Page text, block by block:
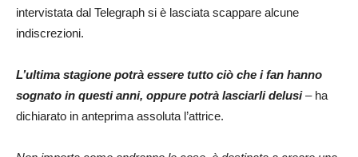
intervistata dal Telegraph si è lasciata scappare alcune
indiscrezioni.
L’ultima stagione potrà essere tutto ciò che i fan hanno
sognato in questi anni, oppure potrà lasciarli delusi– ha
dichiarato in anteprima assoluta l’attrice.